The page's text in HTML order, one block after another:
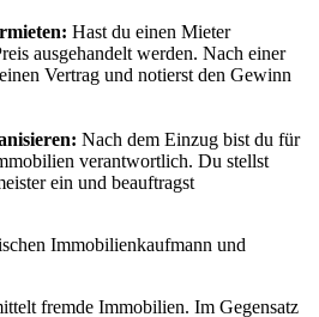
Hast du einen Mieter
ausgehandelt werden. Nach einer
Vertrag und notierst den Gewinn
Nach dem Einzug bist du für
verantwortlich. Du stellst
ein und beauftragst
Immobilienkaufmann und
fremde Immobilien. Im Gegensatz